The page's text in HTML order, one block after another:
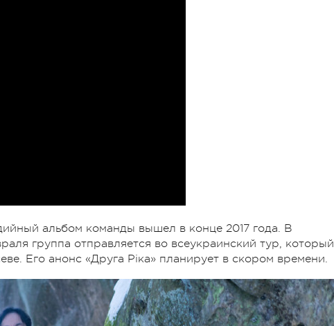
альбом команды вышел в конце 2017 года. В
группа отправляется во всеукраинский тур, который
Его анонс «Друга Ріка» планирует в скором времени.